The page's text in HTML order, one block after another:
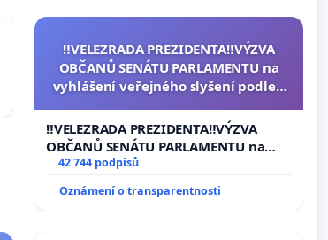
‼️VELEZRADA PREZIDENTA‼️VÝZVA
OBČANŮ SENÁTU PARLAMENTU na
vyhlášení veřejného slyšení podle §
na přijetí usnesení k podání ústavní
žaloby na prezidenta republiky
‼️VELEZRADA PREZIDENTA‼️VÝZVA
OBČANŮ SENÁTU PARLAMENTU na
vyhlášení veřejného slyšení podle §
na přijetí usnesení k podání ústavní
42 744 podpisů
Oznámení o transparentnosti